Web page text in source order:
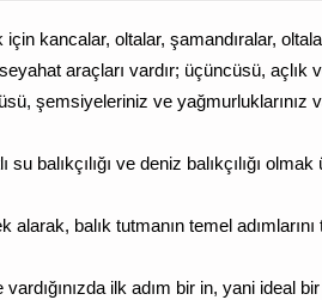
için kancalar, oltalar, şamandıralar,
araçları vardır; üçüncüsü,
şemsiyeleriniz ve yağmurluklarınız
su balıkçılığı ve deniz balıkçılığı
alarak, balık tutmanın temel adımlarını
ilk adım bir in, yani ideal